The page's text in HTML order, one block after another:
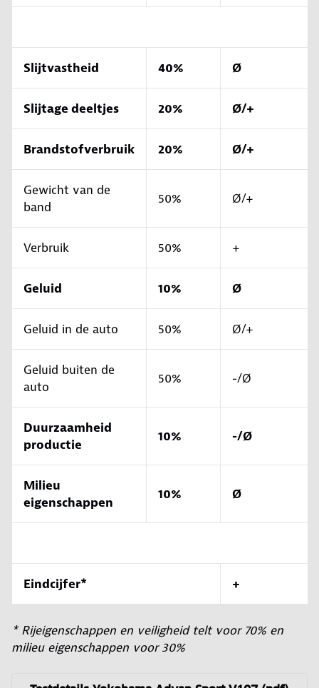
Slijtvastheid 40% Ø
Slijtage deeltjes 20% Ø/+
Brandstofverbruik 20% Ø/+
Gewicht van de
band
50% Ø/+
Verbruik 50% +
Geluid 10% Ø
Geluid in de auto 50% Ø/+
Geluid buiten de
auto
50% -/Ø
Duurzaamheid
productie
10% -/Ø
Milieu
eigenschappen
10% Ø
Eindcijfer* +
* Rijeigenschappen en veiligheid telt voor 70% en
milieu eigenschappen voor 30%